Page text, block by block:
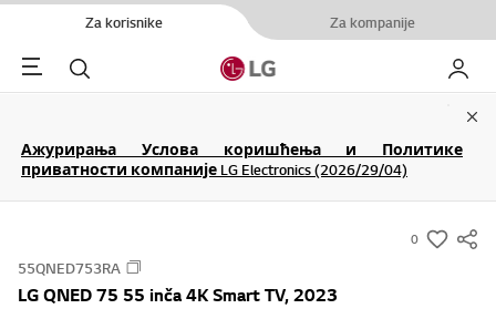
Za korisnike Za kompanije
Menu Pretraga Moj LG
Ажурирања Услова коришћења и Политике
приватности компаније LG Electronics (2026/29/04)
0
s
55QNED753RA
LG QNED 75 55 inča 4K Smart TV, 2023